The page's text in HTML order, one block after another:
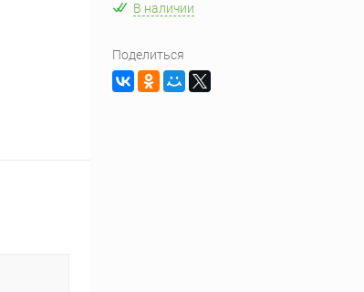
В наличии
Поделиться